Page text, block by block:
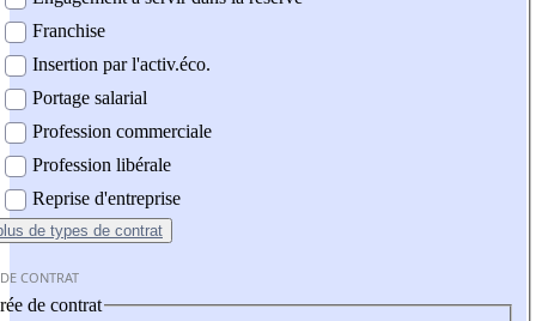
Franchise
Insertion par l'activ.éco.
Portage salarial
Profession commerciale
Profession libérale
Reprise d'entreprise
de types de contrat
CONTRAT
de contrat